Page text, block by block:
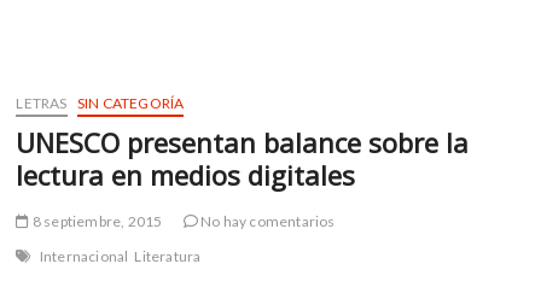
LETRAS SIN CATEGORÍA
UNESCO presentan balance sobre la
lectura en medios digitales
8 septiembre, 2015
No hay comentarios
Internacional Literatura